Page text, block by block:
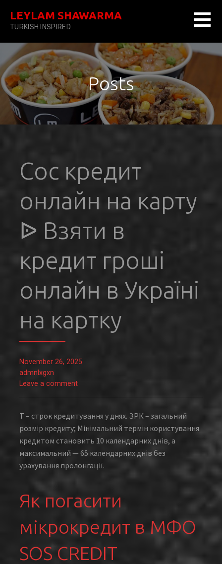
content
LEYLAM SHAWARMA
TURKISH INSPIRED
Posts
Сос кредит
онлайн на карту
ᐉ Взяти в
кредит гроші
онлайн в Україні
на картку
November 26, 2025
admnlxgxn
Leave a comment
T – строк кредитування у днях. ЗРК – загальний
розмір кредиту; Мінімальний термін користування
кредитом становить 10 календарних днів, а
максимальний — 65 календарних днів без
урахування пролонгації.
Як погасити
мікрокредит в МФО
SOS CREDIT